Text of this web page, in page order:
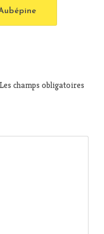
Les champs obligatoires